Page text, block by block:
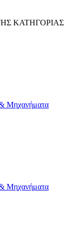
ΚΑΤΗΓΟΡΙΑΣ
Μηχανήματα
Μηχανήματα